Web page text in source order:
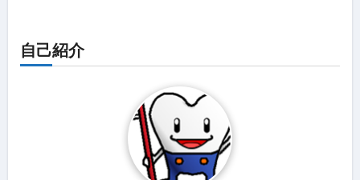
自己紹介